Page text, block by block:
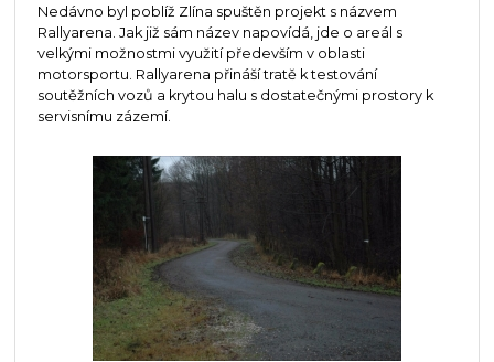
Nedávno byl poblíž Zlína spuštěn projekt s názvem
Rallyarena. Jak již sám název napovídá, jde o areál s
velkými možnostmi využití především v oblasti
motorsportu. Rallyarena přináší tratě k testování
soutěžních vozů a krytou halu s dostatečnými prostory k
servisnímu zázemí.